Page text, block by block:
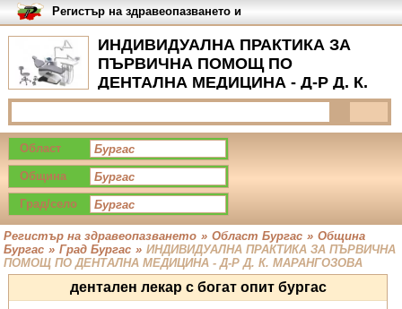
ИНДИВИДУАЛНА ПРАКТИКА ЗА
ПЪРВИЧНА ПОМОЩ ПО
ДЕНТАЛНА МЕДИЦИНА - Д-Р Д. К.
МАРАНГОЗОВА, Град Бургас -
Услуги
Регистър на здравеопазването и
медицинските заведения в
България
Област
Община
Град/село
Регистър на здравеопазването » Област Бургас » Община
Бургас » Град Бургас » ИНДИВИДУАЛНА ПРАКТИКА ЗА ПЪРВИЧНА
ПОМОЩ ПО ДЕНТАЛНА МЕДИЦИНА - Д-Р Д. К. МАРАНГОЗОВА
дентален лекар с богат опит бургас